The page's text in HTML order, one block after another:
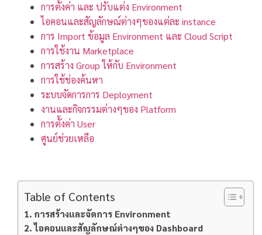
การตั้งค่า และ ปรับแต่ง Environment
ไอคอนและสัญลักษณ์ต่างๆของแต่ละ instance
การ Import ข้อมูล Environment และ Cloud Script
การใช้งาน Marketplace
การสร้าง Group ให้กับ Environment
การใช้ช่องค้นหา
ระบบจัดการการ Deployment
งานและกิจกรรมต่างๆของ Platform
การตั้งค่า User
ศูนย์ช่วยเหลือ
Table of Contents
การสร้างและจัดการ Environment
ไอคอนและสัญลักษณ์ต่างๆของ Dashboard